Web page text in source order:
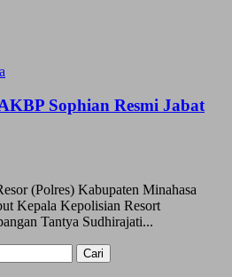
Sophian Resmi Jabat
(Polres) Kabupaten Minahasa
Kepala Kepolisian Resort
Tantya Sudhirajati...